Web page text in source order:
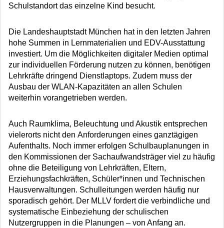
Schulstandort das einzelne Kind besucht.
Die Landeshauptstadt München hat in den letzten Jahren
hohe Summen in Lernmaterialien und EDV-Ausstattung
investiert. Um die Möglichkeiten digitaler Medien optimal
zur individuellen Förderung nutzen zu können, benötigen
Lehrkräfte dringend Dienstlaptops. Zudem muss der
Ausbau der WLAN-Kapazitäten an allen Schulen
weiterhin vorangetrieben werden.
Auch Raumklima, Beleuchtung und Akustik entsprechen
vielerorts nicht den Anforderungen eines ganztägigen
Aufenthalts. Noch immer erfolgen Schulbauplanungen in
den Kommissionen der Sachaufwandsträger viel zu häufig
ohne die Beteiligung von Lehrkräften, Eltern,
Erziehungsfachkräften, Schüler*innen und Technischen
Hausverwaltungen. Schulleitungen werden häufig nur
sporadisch gehört. Der MLLV fordert die verbindliche und
systematische Einbeziehung der schulischen
Nutzergruppen in die Planungen – von Anfang an.